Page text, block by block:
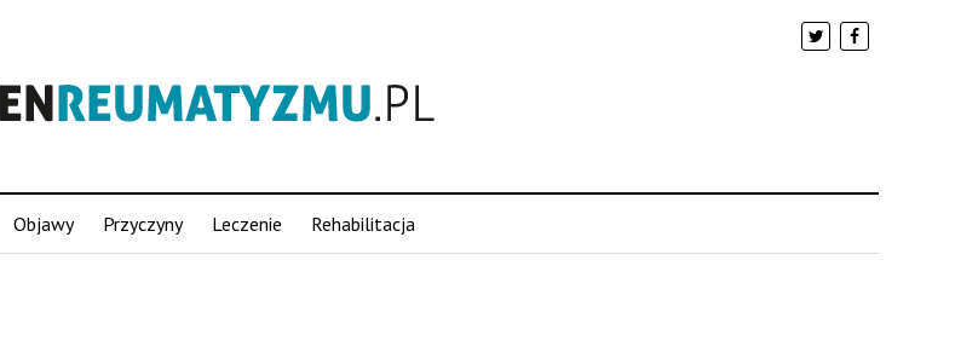
Objawy Przyczyny Leczenie Rehabilitacja